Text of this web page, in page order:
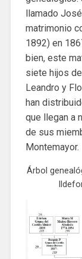
llamado
matrimonio
1892) en
bien, este
siete hijos
Leandro y
han
que llegan a
de sus
Montemayor.
Árbol